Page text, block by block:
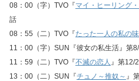
08：00（字）TVO『マイ・ヒーリング
話
08：55（二）TVO『たった一人の私の
11：00（字）SUN『彼女の私生活』第
11：59（二）TVO『不滅の恋人 』第12/
13：00（二）SUN『チュノ～推奴～ 』